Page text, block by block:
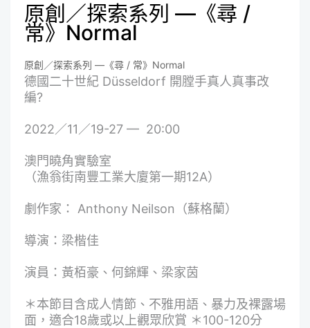
原創／探索系列 —《尋 /
常》Normal
原創／探索系列 —《尋 / 常》Normal
德國二十世紀 Düsseldorf 開膛手真人真事改
編?
2022／11／19-27 — 20:00
澳門曉角實驗室
（漁翁街南豐工業大廈第一期12A）
劇作家： Anthony Neilson（蘇格蘭）
導演：梁楷佳
演員：黃栢豪、何錦輝、梁家茵
＊本節目含成人情節、不雅用語、暴力及裸露場
面，適合18歲或以上觀眾欣賞 ＊100-120分